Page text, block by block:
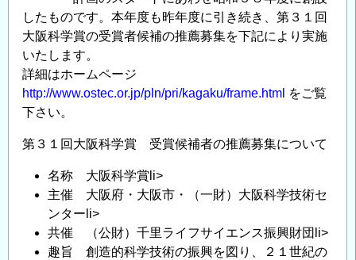
て
の
したものです。本年度も昨年度に引き続き、第３１回
大阪科学賞の受賞者候補の推薦募集を下記により実施
いたします。
詳細はホームページ
http://www.ostec.or.jp/pln/pri/kagaku/frame.html をご覧
下さい。
第３１回大阪科学賞 受賞候補者の推薦募集について
名称 大阪科学賞li>
主催 大阪府・大阪市・（一財）大阪科学技術セ
ンターli>
共催 （公財）千里ライフサイエンス振興財団li>
趣旨 創造的科学技術の振興を図り、２１世紀の